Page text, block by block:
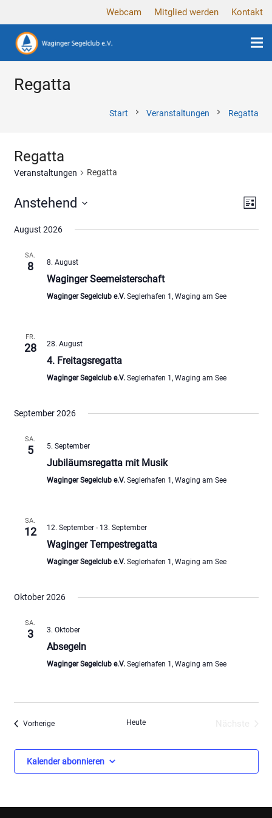
Webcam Mitglied werden Kontakt
Regatta
Start chevron_right Veranstaltungen chevron_right Regatta
Regatta
Veranstaltungen Regatta
Liste
Anstehend
wählen.
August 2026
SA.
8 8. August
Waginger Seemeisterschaft
Waginger Segelclub e.V. Seglerhafen 1, Waging am See
FR.
28 28. August
4. Freitagsregatta
Waginger Segelclub e.V. Seglerhafen 1, Waging am See
September 2026
SA.
5 5. September
Jubiläumsregatta mit Musik
Waginger Segelclub e.V. Seglerhafen 1, Waging am See
SA.
12 12. September- 13. September
Waginger Tempestregatta
Waginger Segelclub e.V. Seglerhafen 1, Waging am See
Oktober 2026
SA.
3 3. Oktober
Absegeln
Waginger Segelclub e.V. Seglerhafen 1, Waging am See
VorherigeVeranstaltungen Heute
Kalender abonnieren